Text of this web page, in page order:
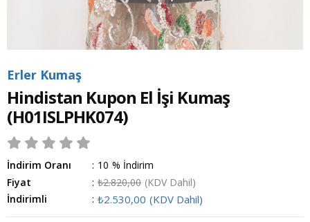
Erler Kumaş
Hindistan Kupon El İşi Kumaş
(H01ISLPHK074)
İndirim Oranı : %
10
İndirim
Fiyat
: ₺2.820,00 (KDV Dahil)
İndirimli
: ₺2.530,00 (KDV Dahil)